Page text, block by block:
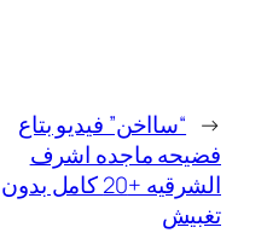
← “سااخن” فيديو بتاع
فضيحه ماجده اشرف
الشرقيه +20 كامل بدون
تغبيش